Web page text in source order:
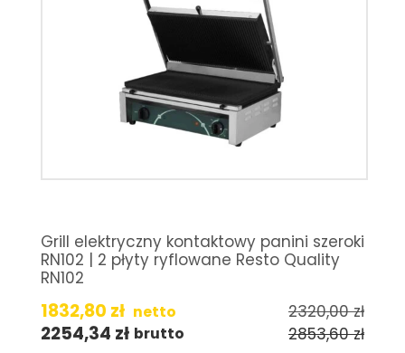
Grill elektryczny kontaktowy panini szeroki
RN102 | 2 płyty ryflowane Resto Quality
RN102
1832,80 zł netto 2320,00zł
2254,34 zł brutto 2853,60zł